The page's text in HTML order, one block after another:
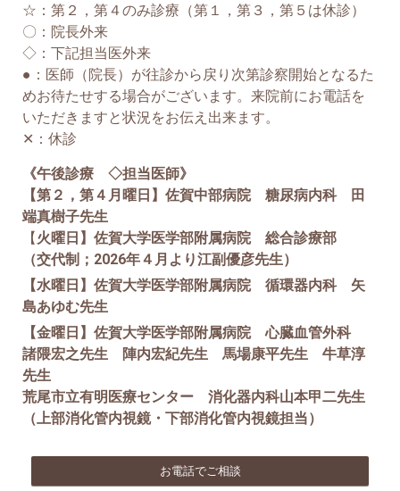
☆：第２，第４のみ診療（第１，第３，第５は休診）
〇：院長外来
◇：下記担当医外来
●：医師（院長）が往診から戻り次第診察開始となるた
めお待たせする場合がございます。来院前にお電話を
いただきますと状況をお伝え出来ます。
✕：休診
《午後診療 ◇担当医師》
【第２，第４月曜日】佐賀中部病院 糖尿病内科 田
端真樹子先生
【火曜日】佐賀大学医学部附属病院 総合診療部
（交代制；2026年４月より江副優彦先生）
【水曜日】佐賀大学医学部附属病院 循環器内科 矢
島あゆむ先生
【金曜日】佐賀大学医学部附属病院 心臓血管外科
諸隈宏之先生 陣内宏紀先生 馬場康平先生 牛草淳
先生
荒尾市立有明医療センター 消化器内科山本甲二先生
（上部消化管内視鏡・下部消化管内視鏡担当）
お電話でご相談